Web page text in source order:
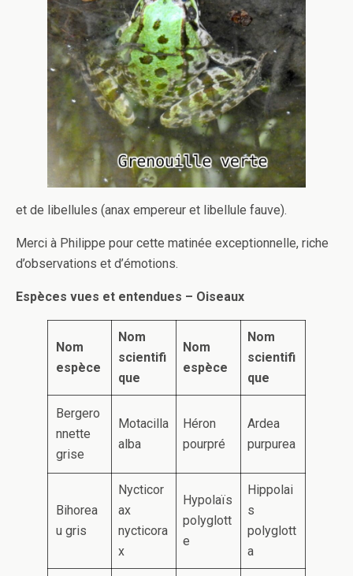
et de libellules (anax empereur et libellule fauve).
Merci à Philippe pour cette matinée exceptionnelle, riche
d’observations et d’émotions.
Espèces vues et entendues – Oiseaux
Nom
espèce
Nom
scientifi
que
Nom
espèce
Nom
scientifi
que
Bergero
nnette
grise
Motacilla
alba
Héron
pourpré
Ardea
purpurea
Bihorea
u gris
Nycticor
ax
nycticora
x
Hypolaïs
polyglott
e
Hippolai
s
polyglott
a